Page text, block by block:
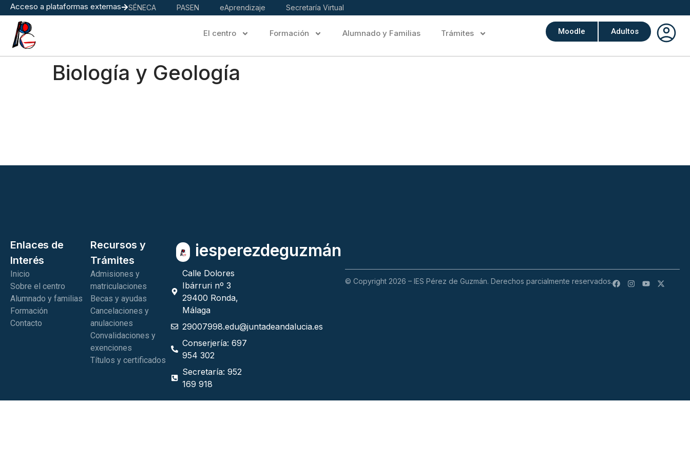
Acceso a plataformas externas SÉNECA PASEN eAprendizaje Secretaría Virtual
El centro Formación Alumnado y Familias Trámites Moodle Adultos
Biología y Geología
Enlaces de
Interés
Inicio
Sobre el centro
Alumnado y familias
Formación
Contacto
Recursos y
Trámites
Admisiones y
matriculaciones
Becas y ayudas
Cancelaciones y
anulaciones
Convalidaciones y
exenciones
Títulos y certificados
iesperezdeguzmán
Calle Dolores
Ibárruri nº 3
29400 Ronda,
Málaga
29007998.edu@juntadeandalucia.es
Conserjería: 697
954 302
Secretaría: 952
169 918
© Copyright 2026 – IES Pérez de Guzmán. Derechos parcialmente reservados.